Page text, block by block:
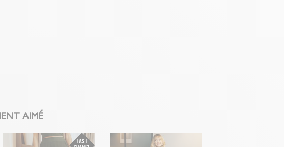
AIMÉ